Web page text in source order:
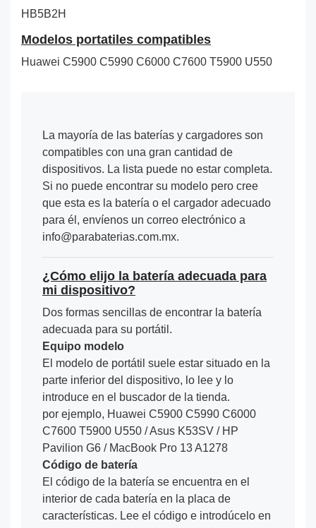
HB5B2H
Modelos portatiles compatibles
Huawei C5900 C5990 C6000 C7600 T5900 U550
La mayoría de las baterías y cargadores son
compatibles con una gran cantidad de
dispositivos. La lista puede no estar completa.
Si no puede encontrar su modelo pero cree
que esta es la batería o el cargador adecuado
para él, envíenos un correo electrónico a
info@parabaterias.com.mx.
¿Cómo elijo la batería adecuada para
mi dispositivo?
Dos formas sencillas de encontrar la batería
adecuada para su portátil.
Equipo modelo
El modelo de portátil suele estar situado en la
parte inferior del dispositivo, lo lee y lo
introduce en el buscador de la tienda.
por ejemplo, Huawei C5900 C5990 C6000
C7600 T5900 U550 / Asus K53SV / HP
Pavilion G6 / MacBook Pro 13 A1278
Código de batería
El código de la batería se encuentra en el
interior de cada batería en la placa de
características. Lee el código e introdúcelo en